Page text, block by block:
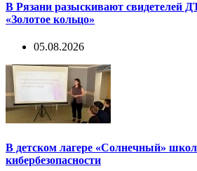
В Рязани разыскивают свидетелей
«Золотое кольцо»
05.08.2026
В детском лагере «Солнечный»
кибербезопасности